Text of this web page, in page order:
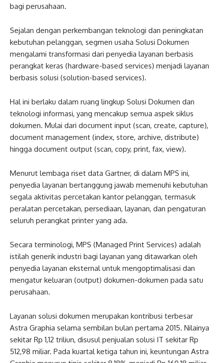
bagi perusahaan.
Sejalan dengan perkembangan teknologi dan peningkatan
kebutuhan pelanggan, segmen usaha Solusi Dokumen
mengalami transformasi dari penyedia layanan berbasis
perangkat keras (hardware-based services) menjadi layanan
berbasis solusi (solution-based services).
Hal ini berlaku dalam ruang lingkup Solusi Dokumen dan
teknologi informasi, yang mencakup semua aspek siklus
dokumen. Mulai dari document input (scan, create, capture),
document management (index, store, archive, distribute)
hingga document output (scan, copy, print, fax, view).
Menurut lembaga riset data Gartner, di dalam MPS ini,
penyedia layanan bertanggung jawab memenuhi kebutuhan
segala aktivitas percetakan kantor pelanggan, termasuk
peralatan percetakan, persediaan, layanan, dan pengaturan
seluruh perangkat printer yang ada.
Secara terminologi, MPS (Managed Print Services) adalah
istilah generik industri bagi layanan yang ditawarkan oleh
penyedia layanan eksternal untuk mengoptimalisasi dan
mengatur keluaran (output) dokumen-dokumen pada satu
perusahaan.
Layanan solusi dokumen merupakan kontribusi terbesar
Astra Graphia selama sembilan bulan pertama 2015. Nilainya
sekitar Rp 1,12 triliun, disusul penjualan solusi IT sekitar Rp
512,98 miliar. Pada kuartal ketiga tahun ini, keuntungan Astra